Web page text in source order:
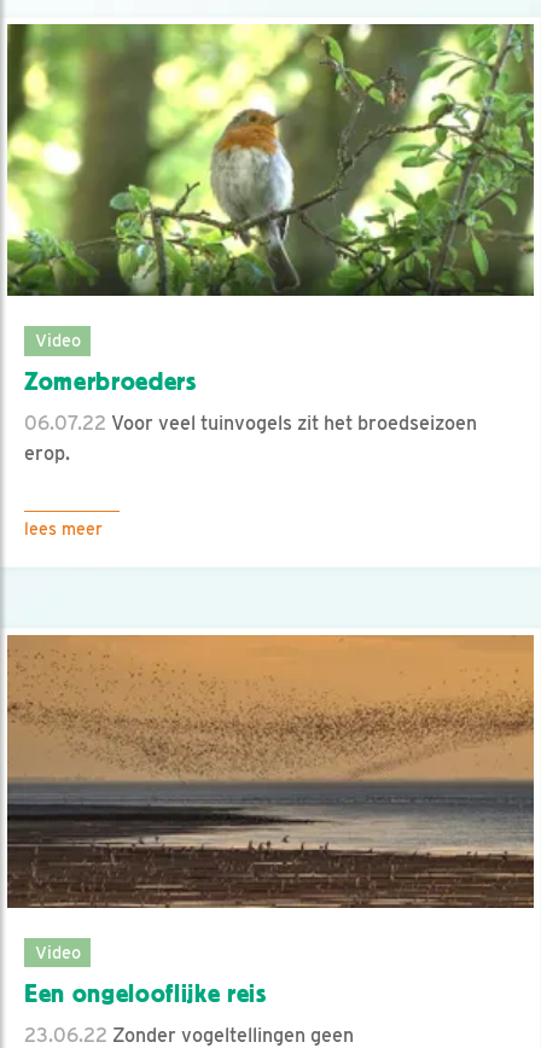
Video
Zomerbroeders
06.07.22 Voor veel tuinvogels zit het broedseizoen
erop.
lees meer
Video
Een ongelooflijke reis
23.06.22 Zonder vogeltellingen geen